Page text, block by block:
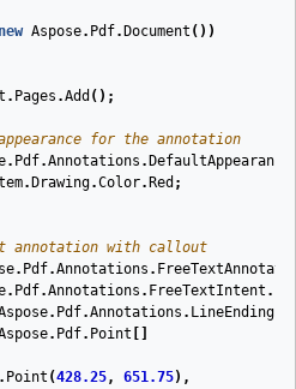
new Aspose. Pdf. Document ())
. Pages .Add ();
for the annotation
. Pdf.Annotations . DefaultAppearance
. Drawing.Color. Red ;
annotation with callout
. Pdf.Annotations .
. Pdf.Annotations . FreeTextIntent .
. Pdf.Annotations . LineEnding
. Pdf. Point
. Point (428.25, 651.75),